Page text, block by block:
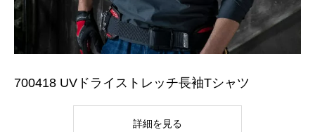
700418 UVドライストレッチ長袖Tシャツ
詳細を見る